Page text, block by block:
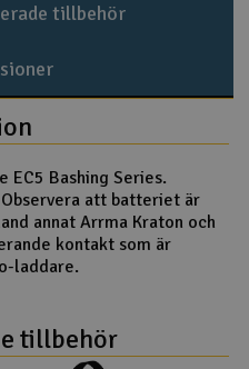
tillbehör
EC5 Bashing Series.
att batteriet är
annat Arrma Kraton och
kontakt som är
laddare.
tillbehör